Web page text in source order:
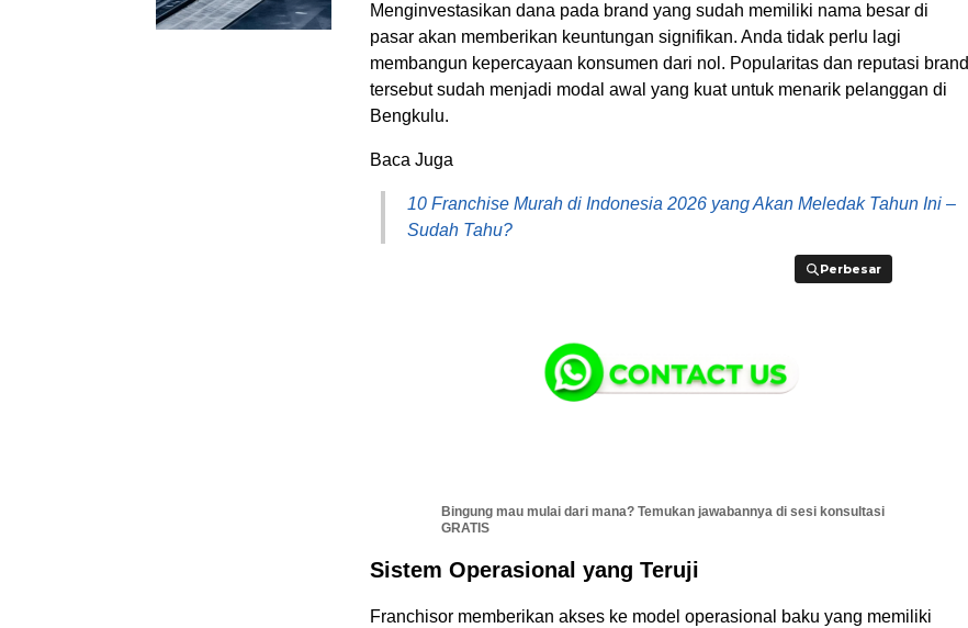
Menginvestasikan dana pada brand yang sudah memiliki nama besar di
pasar akan memberikan keuntungan signifikan. Anda tidak perlu lagi
membangun kepercayaan konsumen dari nol. Popularitas dan reputasi brand
tersebut sudah menjadi modal awal yang kuat untuk menarik pelanggan di
Bengkulu.
Baca Juga
10 Franchise Murah di Indonesia 2026 yang Akan Meledak Tahun Ini –
Sudah Tahu?
Perbesar
Perbesar
Bingung mau mulai dari mana? Temukan jawabannya di sesi konsultasi
GRATIS
Sistem Operasional yang Teruji
Franchisor memberikan akses ke model operasional baku yang memiliki